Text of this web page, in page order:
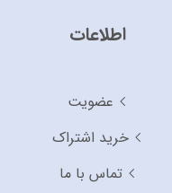
اطلاعات
عضویت
خرید اشتراک
تماس با ما